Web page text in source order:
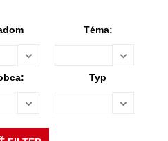
Téma:
Typ